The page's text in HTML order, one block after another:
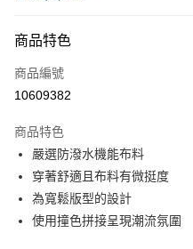
LINE Pay
Apple Pay
悠遊付
大哥付你分期
相關說明
【大哥付你分期使用說明】
1.本服務由台灣大哥大提供，台灣
AFTEE先享後付
商品特色
商品編號
10609382
商品特色
嚴選防潑水機能布料
穿著舒適且布料有微挺度
為寬鬆版型的設計
使用撞色拼接呈現潮流氛圍